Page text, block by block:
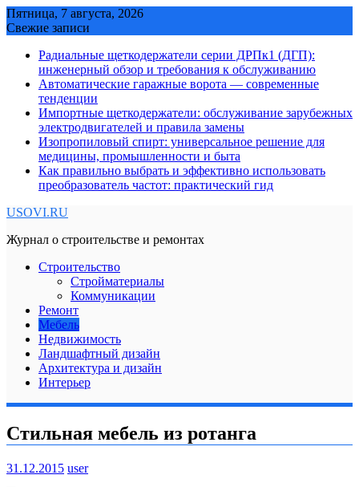
Skip
to
Пятница, 7 августа, 2026
Свежие записи
Радиальные щеткодержатели серии ДРПк1 (ДГП):
инженерный обзор и требования к обслуживанию
Автоматические гаражные ворота — современные
тенденции
Импортные щеткодержатели: обслуживание зарубежных
электродвигателей и правила замены
Изопропиловый спирт: универсальное решение для
медицины, промышленности и быта
Как правильно выбрать и эффективно использовать
преобразователь частот: практический гид
USOVI.RU
Журнал о строительстве и ремонтах
Строительство
Стройматериалы
Коммуникации
Ремонт
Мебель
Недвижимость
Ландшафтный дизайн
Архитектура и дизайн
Интерьер
Стильная мебель из ротанга
31.12.2015 user